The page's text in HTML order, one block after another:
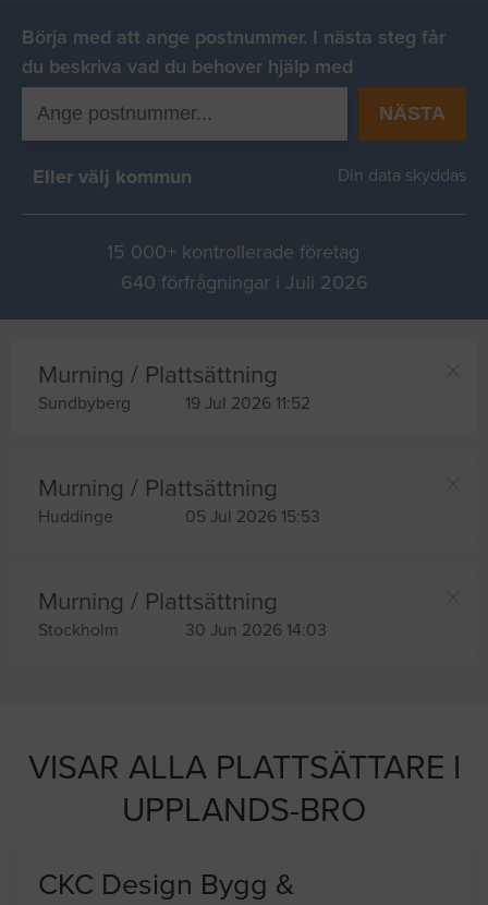
Börja med att ange postnummer. I nästa steg får
du beskriva vad du behover hjälp med
NÄSTA
Eller välj kommun Din data skyddas
15 000+ kontrollerade företag
640 förfrågningar i Juli 2026
Murning / Plattsättning
Sundbyberg 19 Jul 2026 11:52
Murning / Plattsättning
Huddinge 05 Jul 2026 15:53
Murning / Plattsättning
Stockholm 30 Jun 2026 14:03
VISAR ALLA PLATTSÄTTARE I
UPPLANDS-BRO
CKC Design Bygg &